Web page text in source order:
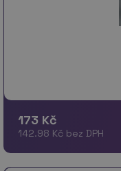
173 Kč
142.98 Kč bez DPH